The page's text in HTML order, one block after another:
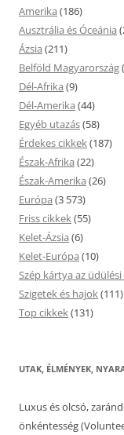
Amerika (186)
Ausztrália és Óceánia
Ázsia (211)
Belföld Magyarország
Dél-Afrika (9)
Dél-Amerika (44)
Egyéb utazás(58)
Érdekes cikkek(187)
Észak-Afrika (22)
Észak-Amerika (26)
Európa (3 573)
Friss cikkek(55)
Kelet-Ázsia (6)
Kelet-Európa (10)
Szép kártya az
Szigetek és hajok(111)
Top cikkek(131)
UTAK, ÉLMÉNYEK,
Luxus és olcsó,
önkéntesség